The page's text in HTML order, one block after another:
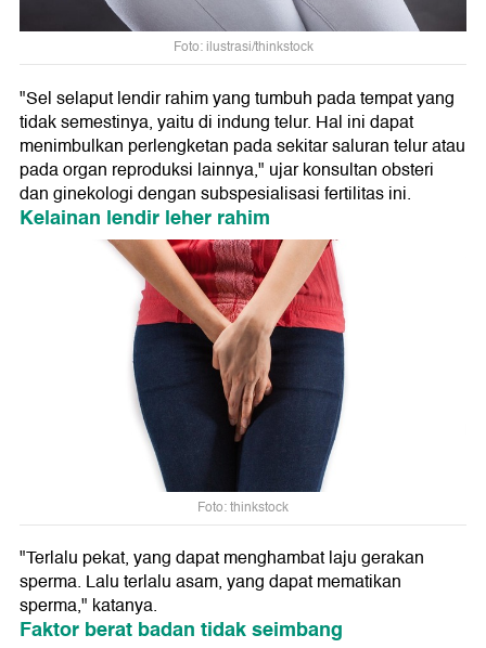
Foto: ilustrasi/thinkstock
"Sel selaput lendir rahim yang tumbuh pada tempat yang
tidak semestinya, yaitu di indung telur. Hal ini dapat
menimbulkan perlengketan pada sekitar saluran telur atau
pada organ reproduksi lainnya," ujar konsultan obsteri
dan ginekologi dengan subspesialisasi fertilitas ini.
Kelainan lendir leher rahim
Foto: thinkstock
"Terlalu pekat, yang dapat menghambat laju gerakan
sperma. Lalu terlalu asam, yang dapat mematikan
sperma," katanya.
Faktor berat badan tidak seimbang